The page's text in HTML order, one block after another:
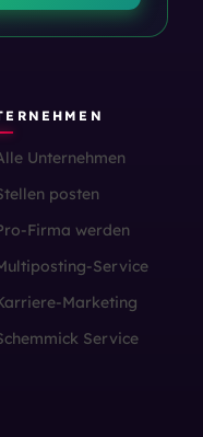
Unternehmen
posten
Firma werden
Service
Marketing
Service